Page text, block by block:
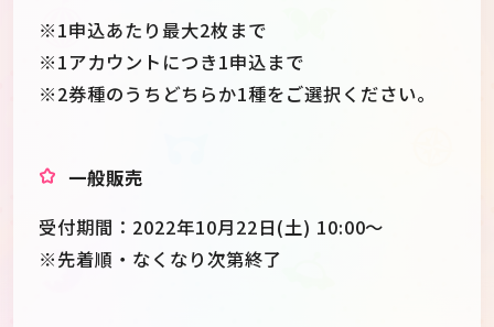
※1申込あたり最大2枚まで
※1アカウントにつき1申込まで
※2券種のうちどちらか1種をご選択ください。
一般販売
受付期間：2022年10月22日(土) 10:00～
※先着順・なくなり次第終了